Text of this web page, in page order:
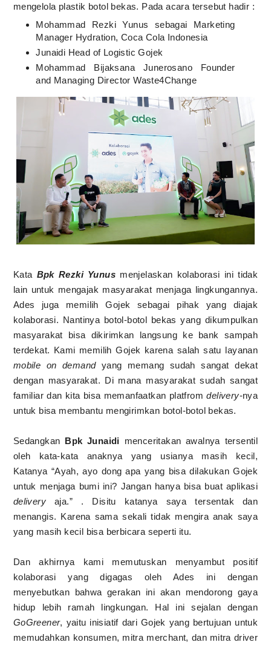
mengelola plastik botol bekas. Pada acara tersebut hadir :
Mohammad Rezki Yunus sebagai Marketing
Manager Hydration, Coca Cola Indonesia
Junaidi Head of Logistic Gojek
Mohammad Bijaksana Junerosano Founder
and Managing Director Waste4Change
Kata Bpk Rezki Yunus menjelaskan kolaborasi ini tidak
lain untuk mengajak masyarakat menjaga lingkungannya.
Ades juga memilih Gojek sebagai pihak yang diajak
kolaborasi. Nantinya botol-botol bekas yang dikumpulkan
masyarakat bisa dikirimkan langsung ke bank sampah
terdekat. Kami memilih Gojek karena salah satu layanan
mobile on demandyang memang sudah sangat dekat
dengan masyarakat. Di mana masyarakat sudah sangat
familiar dan kita bisa memanfaatkan platfromdelivery-nya
untuk bisa membantu mengirimkan botol-botol bekas.
Sedangkan Bpk Junaidi menceritakan awalnya tersentil
oleh kata-kata anaknya yang usianya masih kecil,
Katanya “Ayah, ayo dong apa yang bisa dilakukan Gojek
untuk menjaga bumi ini? Jangan hanya bisa buat aplikasi
delivery aja.” . Disitu katanya saya tersentak dan
menangis. Karena sama sekali tidak mengira anak saya
yang masih kecil bisa berbicara seperti itu.
Dan akhirnya kami memutuskan menyambut positif
kolaborasi yang digagas oleh Ades ini dengan
menyebutkan bahwa gerakan ini akan mendorong gaya
hidup lebih ramah lingkungan. Hal ini sejalan dengan
GoGreener, yaitu inisiatif dari Gojek yang bertujuan untuk
memudahkan konsumen, mitra merchant, dan mitra driver